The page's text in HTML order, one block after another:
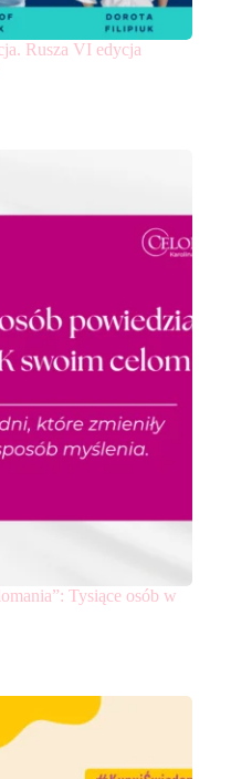
Rusza VI edycja
Tysiące osób w